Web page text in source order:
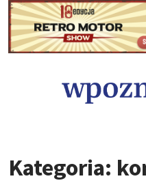
Kategoria: